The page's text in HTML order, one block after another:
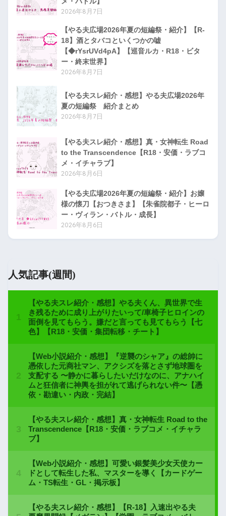
2026年8月7日
【やる夫広場2026年夏の短編祭・紹介】【R-
18】酒とタバコといくつかの嘘
【◆rYsrUVd4pA】【巡音ルカ・R18・ビタ
ー・終末世界】
2026年8月7日
【やる夫スレ紹介・感想】やる夫広場2026年
夏の短編祭 紹介まとめ
2026年8月7日
【やる夫スレ紹介・感想】真・女神転生 Road
to the Transcendence【R18・安価・ラブコ
メ・イチャラブ】
2026年8月6日
【やる夫広場2026年夏の短編祭・紹介】お嬢
様の懐刀【おつきさま】【朱雀院都子・ヒーロ
ー・ヴィラン・バトル・成長】
2026年8月6日
人気記事(週間)